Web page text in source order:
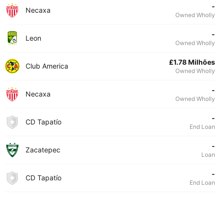
Necaxa -
Owned Wholly
Leon -
Owned Wholly
Club America £1.78 Milhões
Owned Wholly
Necaxa -
Owned Wholly
CD Tapatío -
End Loan
Zacatepec -
Loan
CD Tapatío -
End Loan